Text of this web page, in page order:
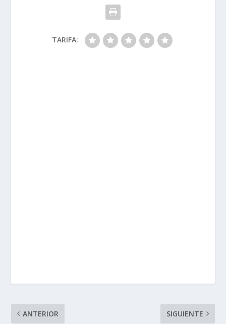
TARIFA:
ANTERIOR SIGUIENTE